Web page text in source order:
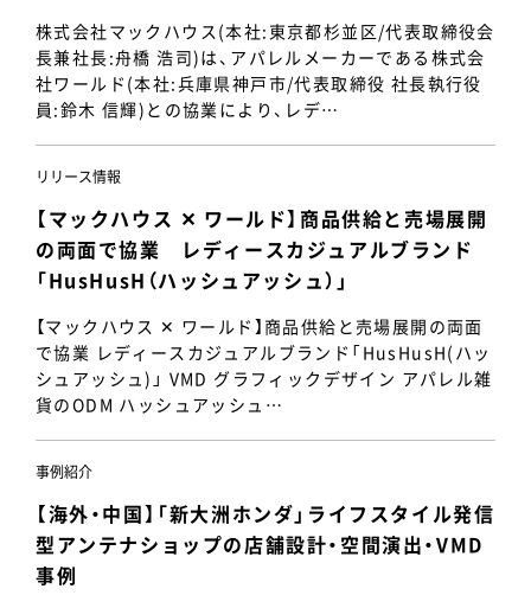
株式会社マックハウス(本社:東京都杉並区/代表取締役会
長兼社長:舟橋 浩司)は、アパレルメーカーである株式会
社ワールド(本社:兵庫県神戸市/代表取締役 社長執行役
員:鈴木 信輝)との協業により、レデ…
リリース情報
【マックハウス ✕ ワールド】商品供給と売場展開
の両面で協業 レディースカジュアルブランド
「HusHusH（ハッシュアッシュ）」
【マックハウス ✕ ワールド】商品供給と売場展開の両面
で協業 レディースカジュアルブランド「HusHusH(ハッ
シュアッシュ)」 VMD グラフィックデザイン アパレル雑
貨のODM ハッシュアッシュ…
事例紹介
【海外・中国】「新大洲ホンダ」ライフスタイル発信
型アンテナショップの店舗設計・空間演出・VMD
事例